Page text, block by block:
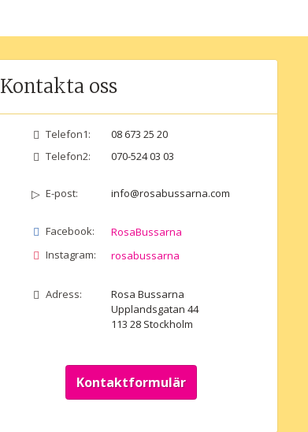
Kontakta oss
Telefon1:
08 673 25 20
Telefon2:
070-524 03 03
E-post: info@rosabussarna.com
Facebook:
RosaBussarna
Instagram:
rosabussarna
Adress:
Rosa Bussarna
Upplandsgatan 44
113 28 Stockholm
Kontaktformulär